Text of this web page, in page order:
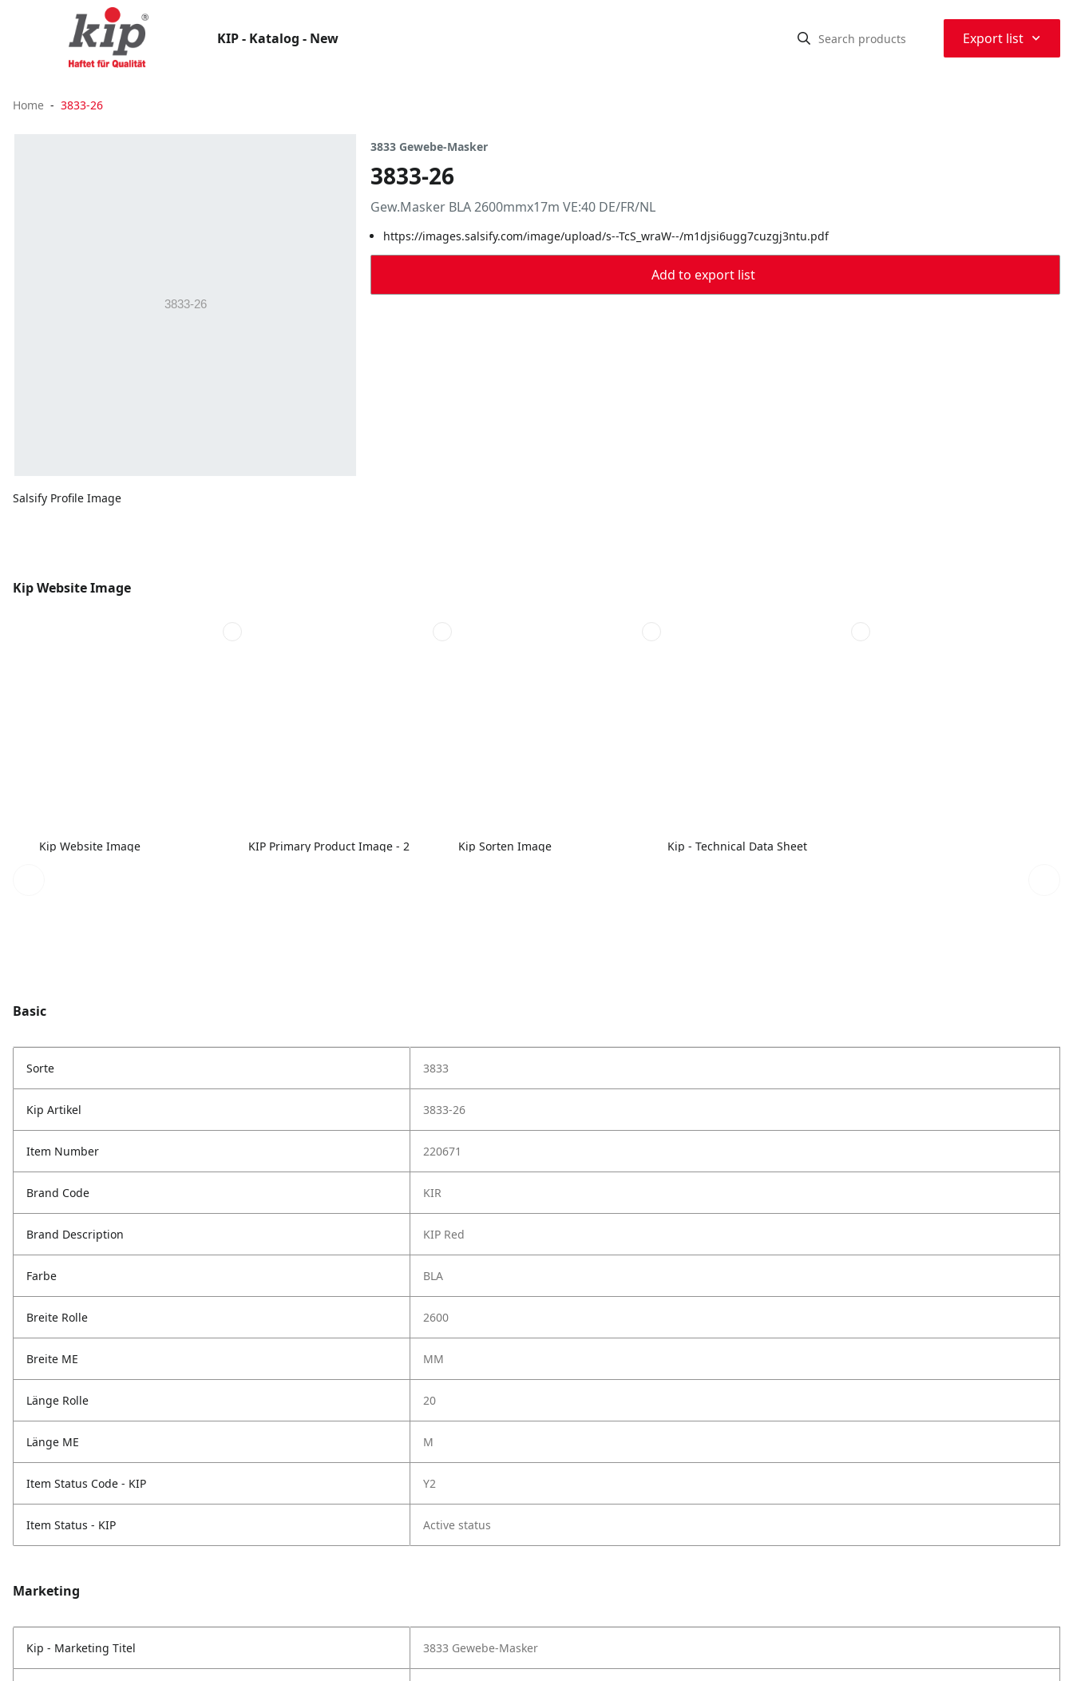
KIP - Katalog - New Export list ⌃
Home 3833-26
Salsify Profile Image
3833 Gewebe-Masker
3833-26
Gew.Masker BLA 2600mmx17m VE:40 DE/FR/NL
https://images.salsify.com/image/upload/s--TcS_wraW--/m1djsi6ugg7cuzgj3ntu.pdf
Add to export list
Kip Website Image
Kip Website Image KIP Primary Product Image - 2 Kip Sorten Image Kip - Technical Data Sheet
Basic
Sorte 3833
Kip Artikel 3833-26
Item Number 220671
Brand Code KIR
Brand Description KIP Red
Farbe BLA
Breite Rolle 2600
Breite ME MM
Länge Rolle 20
Länge ME M
Item Status Code - KIP Y2
Item Status - KIP Active status
Marketing
Kip - Marketing Titel 3833 Gewebe-Masker